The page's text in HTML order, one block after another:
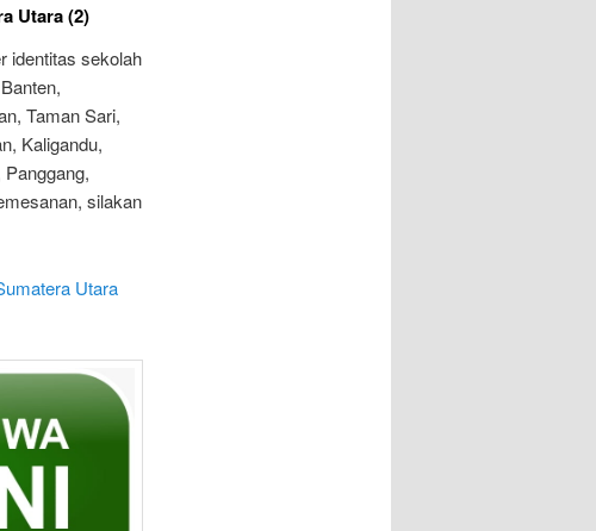
Utara (2)
identitas sekolah
Taman Sari,
Kaligandu,
silakan
Utara